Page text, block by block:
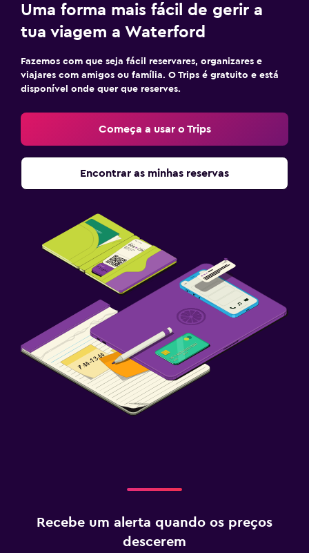
Uma forma mais fácil de gerir a
tua viagem a Waterford
Fazemos com que seja fácil reservares, organizares e
viajares com amigos ou família. O Trips é gratuito e está
disponível onde quer que reserves.
Começa a usar o Trips
Encontrar as minhas reservas
Recebe um alerta quando os preços
descerem